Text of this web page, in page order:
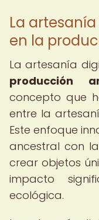
La
en la
La artesanía
producción
concepto que
entre la
Este enfoque
ancestral con
crear objetos
impacto
ecológica.